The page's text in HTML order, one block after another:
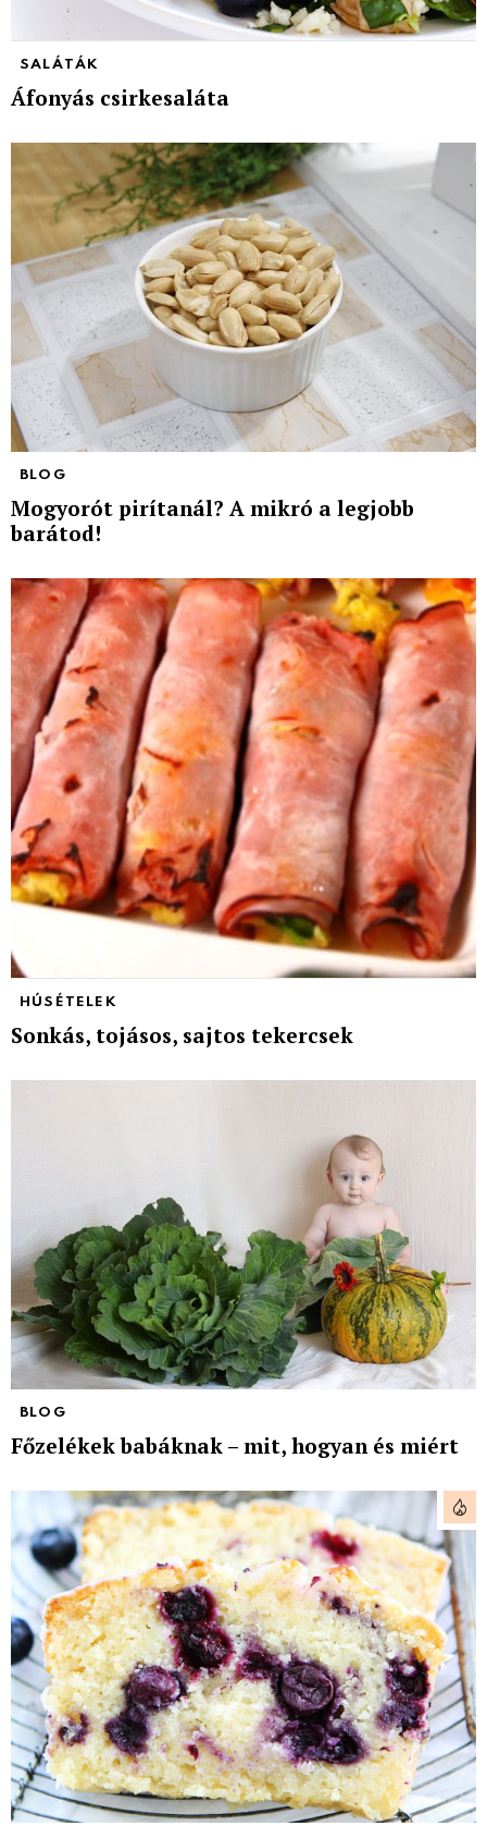
SALÁTÁK
Áfonyás csirkesaláta
BLOG
Mogyorót pirítanál? A mikró a legjobb
barátod!
HÚSÉTELEK
Sonkás, tojásos, sajtos tekercsek
BLOG
Főzelékek babáknak – mit, hogyan és miért